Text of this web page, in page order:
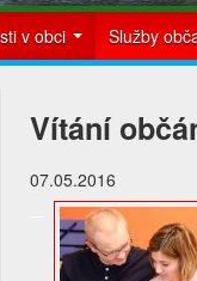
v obci Služby
Vítání
07.05.2016